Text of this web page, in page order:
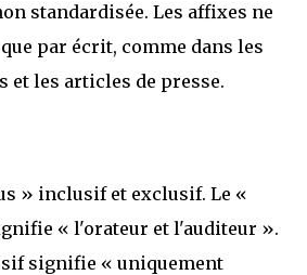
standardisée. Les affixes ne
par écrit, comme dans les
et les articles de presse.
» inclusif et exclusif. Le «
« l'orateur et l'auditeur ».
signifie « uniquement